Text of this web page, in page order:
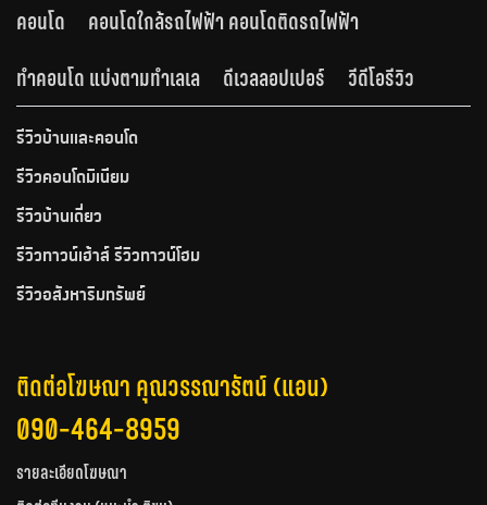
คอนโด
คอนโดใกล้รถไฟฟ้า คอนโดติดรถไฟฟ้า
ทำคอนโด แบ่งตามทำเลเล
ดีเวลลอปเปอร์ วีดีโอรีวิว
รีวิวบ้านและคอนโด
รีวิวคอนโดมิเนียม
รีวิวบ้านเดี่ยว
รีวิวทาวน์เฮ้าส์ รีวิวทาวน์โฮม
รีวิวอสังหาริมทรัพย์
ติดต่อโฆษณา คุณวรรณารัตน์ (แอน)
090-464-8959
รายละเอียดโฆษณา